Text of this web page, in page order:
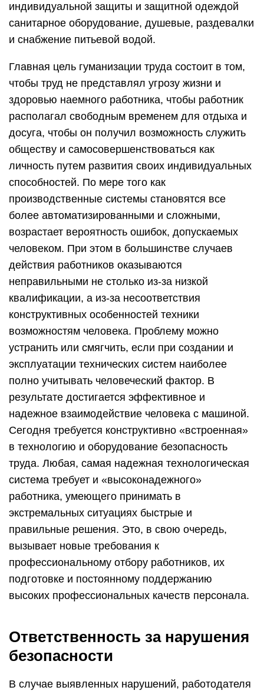
индивидуальной защиты и защитной одеждой
санитарное оборудование, душевые, раздевалки
и снабжение питьевой водой.
Главная цель гуманизации труда состоит в том,
чтобы труд не представлял угрозу жизни и
здоровью наемного работника, чтобы работник
располагал свободным временем для отдыха и
досуга, чтобы он получил возможность служить
обществу и самосовершенствоваться как
личность путем развития своих индивидуальных
способностей. По мере того как
производственные системы становятся все
более автоматизированными и сложными,
возрастает вероятность ошибок, допускаемых
человеком. При этом в большинстве случаев
действия работников оказываются
неправильными не столько из-за низкой
квалификации, а из-за несоответствия
конструктивных особенностей техники
возможностям человека. Проблему можно
устранить или смягчить, если при создании и
эксплуатации технических систем наиболее
полно учитывать человеческий фактор. В
результате достигается эффективное и
надежное взаимодействие человека с машиной.
Сегодня требуется конструктивно «встроенная»
в технологию и оборудование безопасность
труда. Любая, самая надежная технологическая
система требует и «высоконадежного»
работника, умеющего принимать в
экстремальных ситуациях быстрые и
правильные решения. Это, в свою очередь,
вызывает новые требования к
профессиональному отбору работников, их
подготовке и постоянному поддержанию
высоких профессиональных качеств персонала.
Ответственность за нарушения
безопасности
В случае выявленных нарушений, работодателя